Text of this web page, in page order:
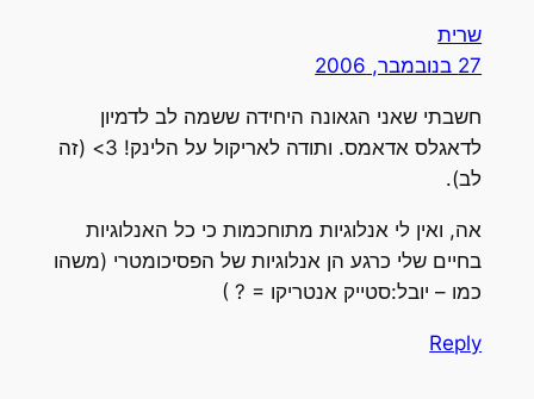
שרית
27 בנובמבר, 2006
חשבתי שאני הגאונה היחידה ששמה לב לדמיון
לדאגלס אדאמס. ותודה לאריקול על הלינק! 3> (זה
לב).
אה, ואין לי אנלוגיות מתוחכמות כי כל האנלוגיות
בחיים שלי כרגע הן אנלוגיות של הפסיכומטרי (משהו
כמו – יובל:סטייק אנטריקו = ? )
Reply